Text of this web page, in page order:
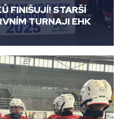
FINIŠUJÍ! STARŠÍ
TURNAJI EHK